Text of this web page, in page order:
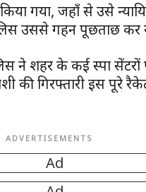
गया, जहाँ से उसे
उससे गहन पूछताछ कर
ने शहर के कई स्पा
की गिरफ्तारी इस पूरे
ADVERTISEMENTS